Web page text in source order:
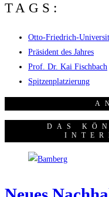
TAGS:
Otto-Friedrich-
Präsident des Jahres
Prof. Dr. Kai Fischbach
Spitzenplatzierung
DAS